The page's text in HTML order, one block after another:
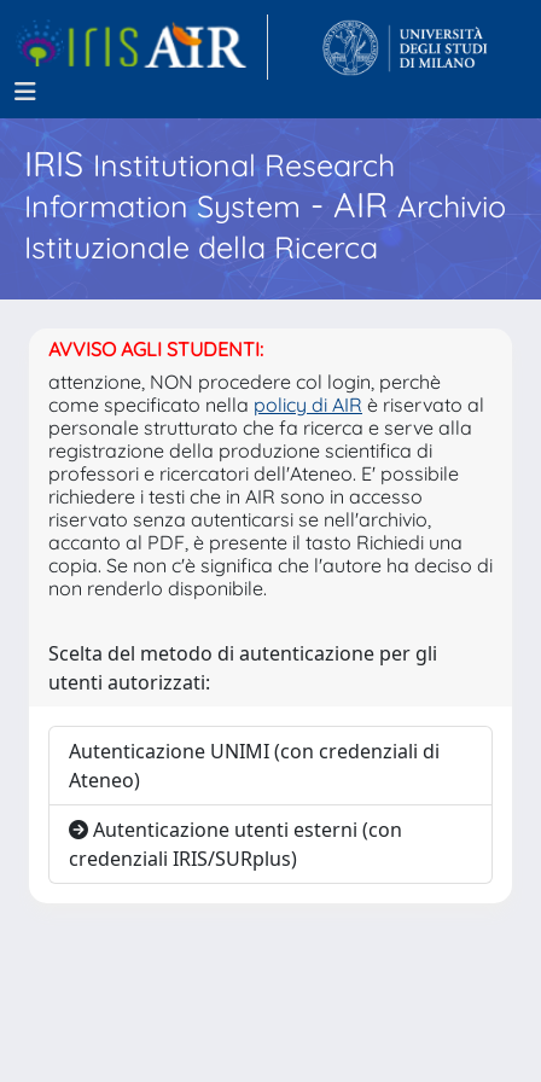
IRISInstitutional Research
Information System - AIR Archivio
Istituzionale della Ricerca
AVVISO AGLI STUDENTI:
attenzione, NON procedere col login, perchè
come specificato nella policy di AIR è riservato al
personale strutturato che fa ricerca e serve alla
registrazione della produzione scientifica di
professori e ricercatori dell'Ateneo. E' possibile
richiedere i testi che in AIR sono in accesso
riservato senza autenticarsi se nell'archivio,
accanto al PDF, è presente il tasto Richiedi una
copia. Se non c'è significa che l'autore ha deciso di
non renderlo disponibile.
Scelta del metodo di autenticazione per gli
utenti autorizzati:
Autenticazione UNIMI (con credenziali di
Ateneo)
Autenticazione utenti esterni (con
credenziali IRIS/SURplus)